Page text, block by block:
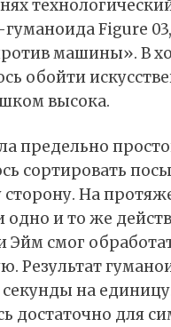
Figure
машины». В
обойти
высока.
предельно
сортировать
На
и то же
смог
Результат
на
достаточно для